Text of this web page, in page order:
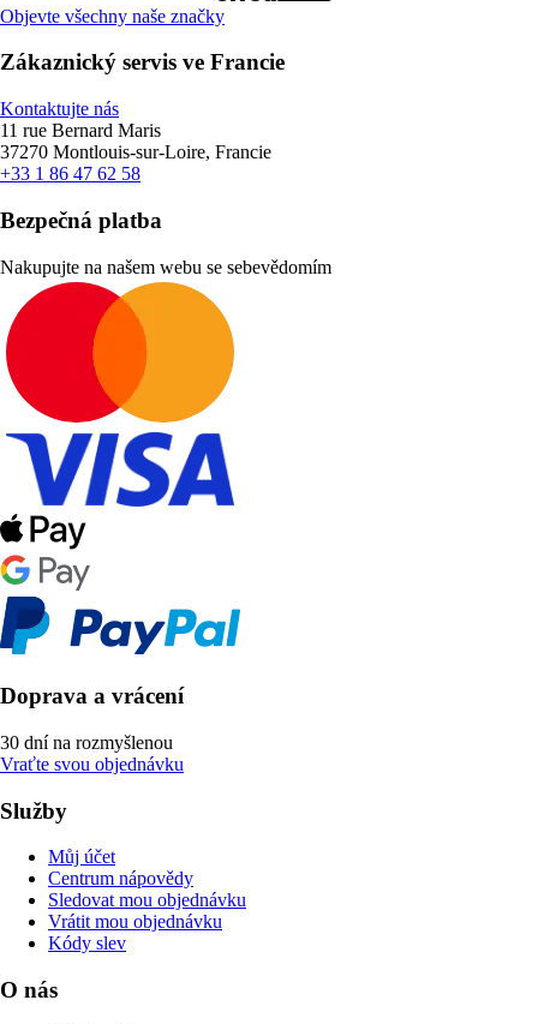
Objevte všechny naše značky
Zákaznický servis ve Francie
Kontaktujte nás
11 rue Bernard Maris
37270 Montlouis-sur-Loire, Francie
+33 1 86 47 62 58
Bezpečná platba
Nakupujte na našem webu se sebevědomím
Doprava a vrácení
30 dní na rozmyšlenou
Vraťte svou objednávku
Služby
Můj účet
Centrum nápovědy
Sledovat mou objednávku
Vrátit mou objednávku
Kódy slev
O nás